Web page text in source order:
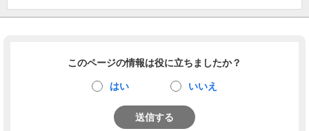
このページの情報は役に立ちましたか？
はい いいえ
送信する